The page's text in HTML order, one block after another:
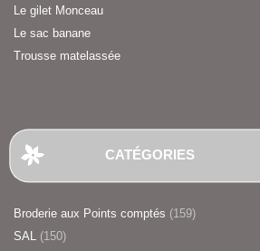
Le gilet Monceau
Le sac banane
Trousse matelassée
CATÉGORIES
Broderie aux Points comptés (159)
SAL (150)